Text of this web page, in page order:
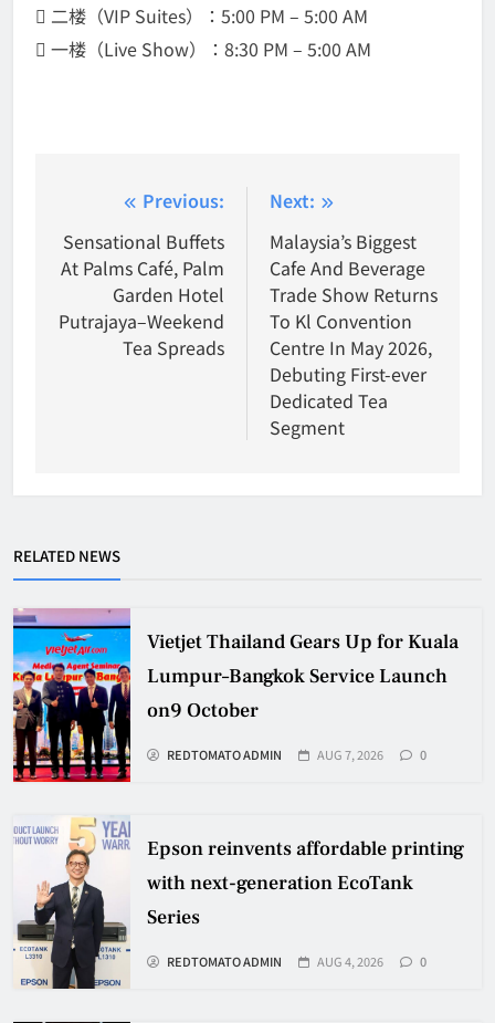
 二楼（VIP Suites）：5:00 PM – 5:00 AM
 一楼（Live Show）：8:30 PM – 5:00 AM
navigation
Previous:
Sensational Buffets
At Palms Café, Palm
Garden Hotel
Putrajaya–Weekend
Tea Spreads
Next:
Malaysia’s Biggest
Cafe And Beverage
Trade Show Returns
To Kl Convention
Centre In May 2026,
Debuting First-ever
Dedicated Tea
Segment
RELATED NEWS
Vietjet Thailand Gears Up for Kuala
Lumpur–Bangkok Service Launch
on9 October
REDTOMATO ADMIN AUG 7, 2026 0
Epson reinvents affordable printing
with next-generation EcoTank
Series
REDTOMATO ADMIN AUG 4, 2026 0